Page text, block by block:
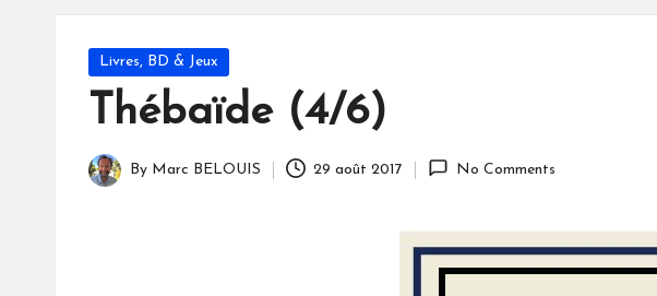
Posted
Livres, BD & Jeux
Thébaïde (4/6)
Posted
By Marc BELOUIS 29 août 2017 No Comments